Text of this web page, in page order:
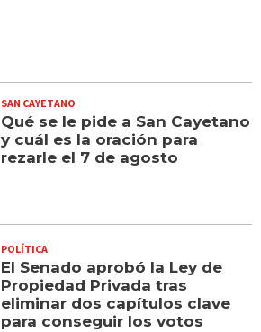
SAN CAYETANO
Qué se le pide a San Cayetano
y cuál es la oración para
rezarle el 7 de agosto
POLÍTICA
El Senado aprobó la Ley de
Propiedad Privada tras
eliminar dos capítulos clave
para conseguir los votos